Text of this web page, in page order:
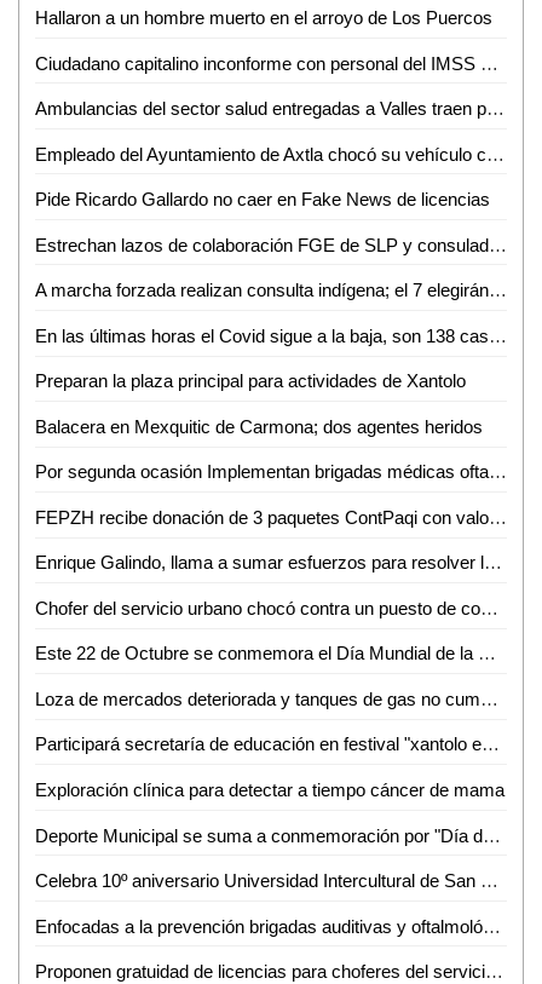
Hallaron a un hombre muerto en el arroyo de Los Puercos
Ciudadano capitalino inconforme con personal del IMSS de Ciudad Valles
Ambulancias del sector salud entregadas a Valles traen placas sobrepuestas
Empleado del Ayuntamiento de Axtla chocó su vehículo contra una ambulancia de Tanlajás; 5 heridos
Pide Ricardo Gallardo no caer en Fake News de licencias
Estrechan lazos de colaboración FGE de SLP y consulado americano
A marcha forzada realizan consulta indígena; el 7 elegirán a su representante ante el municipio
En las últimas horas el Covid sigue a la baja, son 138 casos nuevos y 6 defunciones
Preparan la plaza principal para actividades de Xantolo
Balacera en Mexquitic de Carmona; dos agentes heridos
Por segunda ocasión Implementan brigadas médicas oftalmológicas y auditivas
FEPZH recibe donación de 3 paquetes ContPaqi con valor superior a los 300 mil pesos
Enrique Galindo, llama a sumar esfuerzos para resolver la problemática del agua en SLP
Chofer del servicio urbano chocó contra un puesto de comida; 2 heridos
Este 22 de Octubre se conmemora el Día Mundial de la Medicina Tradicional
Loza de mercados deteriorada y tanques de gas no cumplen exigencias: Santiago Nales
Participará secretaría de educación en festival "xantolo en tu ciudad"
Exploración clínica para detectar a tiempo cáncer de mama
Deporte Municipal se suma a conmemoración por "Día de Muertos"
Celebra 10º aniversario Universidad Intercultural de San Luis Potosí campus Tanquián
Enfocadas a la prevención brigadas auditivas y oftalmológicas: Huerta Robledo
Proponen gratuidad de licencias para choferes del servicio público